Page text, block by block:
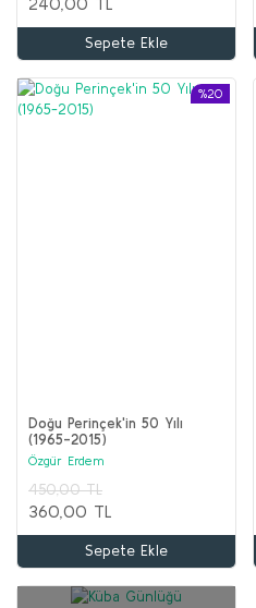
Sepete Ekle
%20
Doğu Perinçek'in 50 Yılı
(1965-2015)
Özgür Erdem
450,00 TL
360,00 TL
Sepete Ekle